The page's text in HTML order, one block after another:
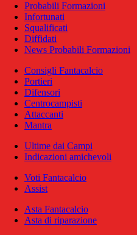
Probabili Formazioni
Infortunati
Squalificati
Diffidati
News Probabili Formazioni
Consigli Fantacalcio
Portieri
Difensori
Centrocampisti
Attaccanti
Mantra
Ultime dai Campi
Indicazioni amichevoli
Voti Fantacalcio
Assist
Asta Fantacalcio
Asta di riparazione